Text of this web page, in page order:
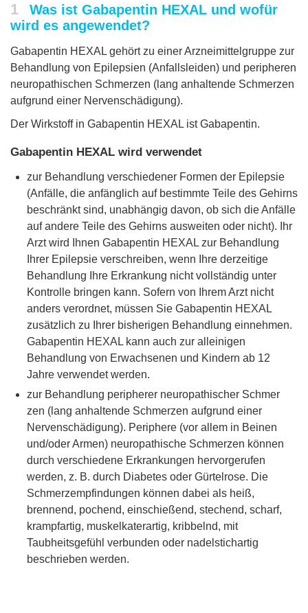
1
Was ist Gabapentin HEXAL und wofür
wird es angewendet?
Gabapentin HEXAL gehört zu einer Arzneimittelgruppe zur
Behandlung von Epilepsien (Anfallsleiden) und peripheren
neuropathischen Schmerzen (lang anhaltende Schmerzen
aufgrund einer Nervenschädigung).
Der Wirkstoff in Gabapentin HEXAL ist Gabapentin.
Gabapentin HEXAL wird verwendet
zur Behandlung verschiedener Formen der Epilepsie
(Anfälle, die anfänglich auf bestimmte Teile des Gehirns
beschränkt sind, unabhängig davon, ob sich die Anfälle
auf andere Teile des Gehirns ausweiten oder nicht). Ihr
Arzt wird Ihnen Gabapentin HEXAL zur Behandlung
Ihrer Epilepsie verschreiben, wenn Ihre derzeitige
Behandlung Ihre Erkrankung nicht vollständig unter
Kontrolle bringen kann. Sofern von Ihrem Arzt nicht
anders verordnet, müssen Sie Gabapentin HEXAL
zusätzlich zu Ihrer bisherigen Behandlung einnehmen.
Gabapentin HEXAL kann auch zur alleinigen
Behandlung von Erwachsenen und Kindern ab 12
Jahre verwendet werden.
zur Behandlung peripherer neuropathischer Schmer
zen (lang anhaltende Schmerzen aufgrund einer
Nervenschädigung). Periphere (vor allem in Beinen
und/oder Armen) neuropathische Schmerzen können
durch verschiedene Erkrankungen hervorgerufen
werden, z. B. durch Diabetes oder Gürtelrose. Die
Schmerzempfindungen können dabei als heiß,
brennend, pochend, einschießend, stechend, scharf,
krampfartig, muskelkaterartig, kribbelnd, mit
Taubheitsgefühl verbunden oder nadelstichartig
beschrieben werden.